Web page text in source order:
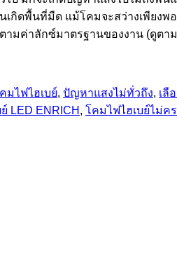
เกิดพื้นที่มืด แม้โคมจะสว่างเพีย
มค่าลักซ์มาตรฐานของงาน (ดูต
มไฟไฮเบย์, ปัญหาแสงไม่ทั่วถึง, เลื
LED ENRICH , โคมไฟไฮเบย์ไม่